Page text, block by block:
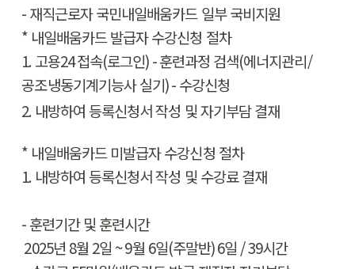
-재직근로자 국민내일배움카드 일부 국비지원
* 내일배움카드 발급자 수강신청 절차
1. 고용24접속(로그인) -훈련과정 검색(에너지관리/
공조냉동기계기능사 실기) -수강신청
2. 내방하여 등록신청서 작성 및 자기부담 결재
* 내일배움카드미발급자 수강신청 절차
1. 내방하여 등록신청서 작성 및 수강료 결재
-훈련기간 및 훈련시간
2025년 8월 2일 ~ 9월 6일(주말반) 6일 / 39시간